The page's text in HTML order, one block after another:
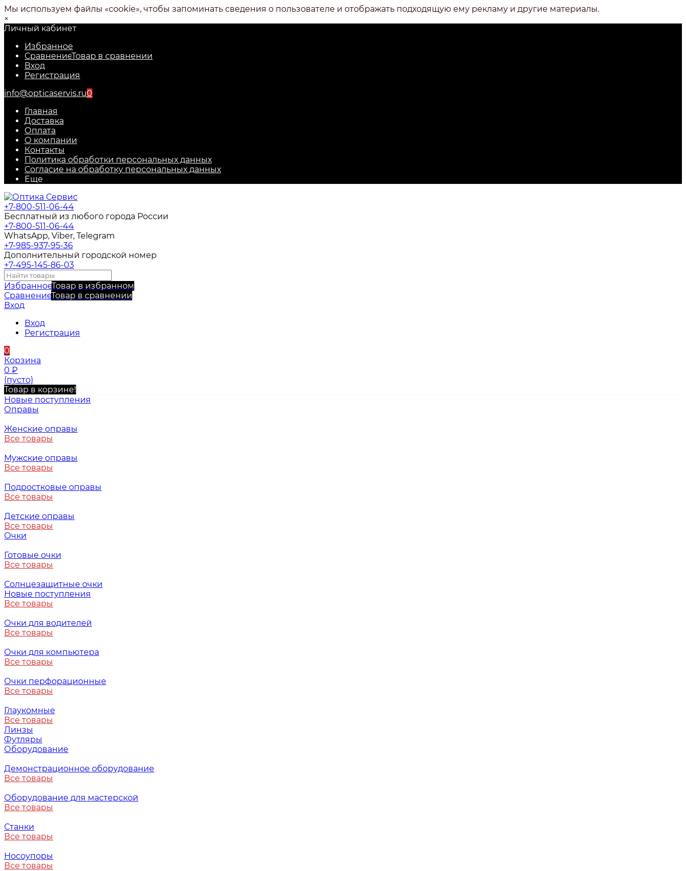
Мы используем файлы «cookie», чтобы запоминать сведения о пользователе и отображать подходящую ему рекламу и другие материалы.
×
Личный кабинет
Избранное
СравнениеТовар в сравнении
Вход
Регистрация
info@opticaservis.ru0
Главная
Доставка
Оплата
О компании
Контакты
Политика обработки персональных данных
Согласие на обработку персональных данных
Еще
+7-800-511-06-44
Бесплатный из любого города России
+7-800-511-06-44
WhatsApp, Viber, Telegram
+7-985-937-95-36
Дополнительный городской номер
+7-495-145-86-03
ИзбранноеТовар в избранном
СравнениеТовар в сравнении
Вход
Вход
Регистрация
0
Корзина
0 ₽
(пусто)
Товар в корзине!
Новые поступления
Оправы
Женские оправы
Все товары
Мужские оправы
Все товары
Подростковые оправы
Все товары
Детские оправы
Все товары
Очки
Готовые очки
Все товары
Солнцезащитные очки
Новые поступления
Все товары
Очки для водителей
Все товары
Очки для компьютера
Все товары
Очки перфорационные
Все товары
Глаукомные
Все товары
Линзы
Футляры
Оборудование
Демонстрационное оборудование
Все товары
Оборудование для мастерской
Все товары
Станки
Все товары
Носоупоры
Все товары